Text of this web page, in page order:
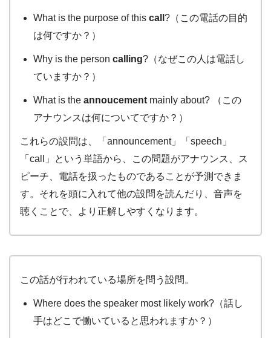
What is the purpose of thiscall?（この電話の目的
は何ですか？）
Why is the personcalling?（なぜこの人は電話し
ていますか？）
What is theannoucement mainly about? （この
アナウンスは何についてですか？）
これらの設問は、「announcement」「speech」
「call」という単語から、この問題がアナウンス、ス
ピーチ、電話を扱ったものであることが予測できま
す。それを頭に入れて他の設問を読んだり、音声を
聴くことで、より正解しやすくなります。
この話が行われている場所を問う設問。
Where does the speaker most likely work?（話し
手はどこで働いていると思われますか？）